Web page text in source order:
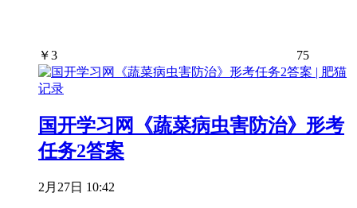
￥3 75
国开学习网《蔬菜病虫害防治》形考
任务2答案
2月27日 10:42